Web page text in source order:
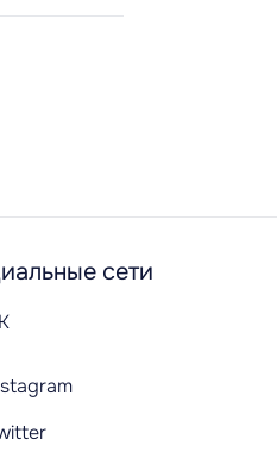
сети